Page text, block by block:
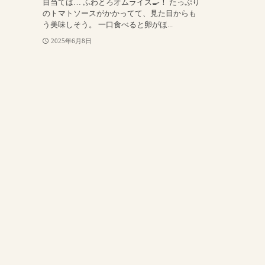
目当ては… ふわとろオムライス🍳！ たっぷり
のトマトソースがかかってて、見た目からも
う美味しそう。 一口食べると卵がほ...
2025年6月8日